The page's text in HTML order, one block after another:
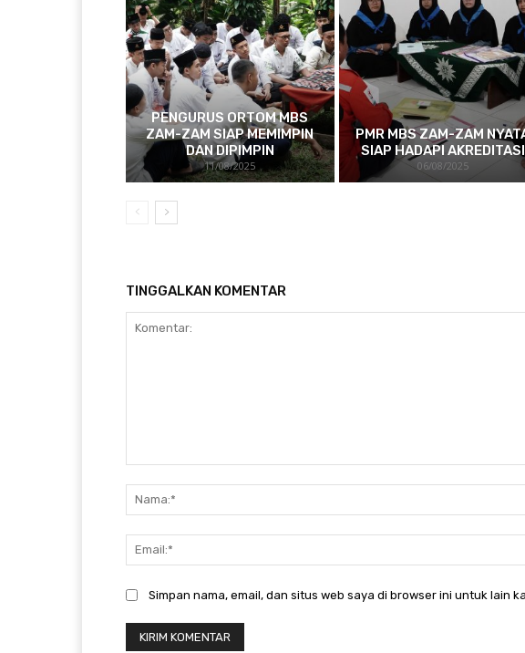
PENGURUS ORTOM MBS
ZAM-ZAM SIAP MEMIMPIN
DAN DIPIMPIN
11/08/2025
PMR MBS ZAM-ZAM
SIAP HADAPI AKREDITASI
06/08/2025
TINGGALKAN KOMENTAR
Simpan nama, email, dan situs web saya di browser ini untuk lain